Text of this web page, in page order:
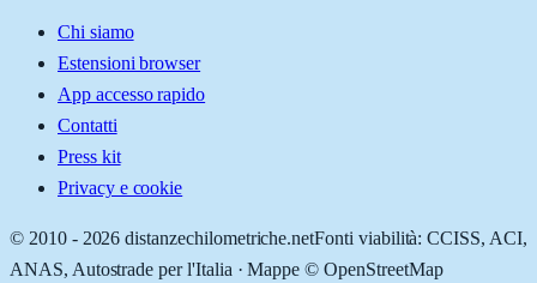
Chi siamo
Estensioni browser
App accesso rapido
Contatti
Press kit
Privacy e cookie
© 2010 - 2026 distanzechilometriche.netFonti viabilità: CCISS, ACI,
ANAS, Autostrade per l'Italia · Mappe © OpenStreetMap